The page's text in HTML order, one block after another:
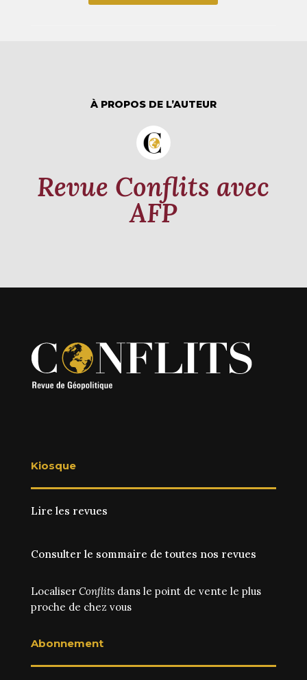
À PROPOS DE L’AUTEUR
Revue Conflits avec
AFP
Kiosque
Lire les revues
Consulter le sommaire de toutes nos revues
Localiser Conflitsdans le point de vente le plus
proche de chez vous
Abonnement